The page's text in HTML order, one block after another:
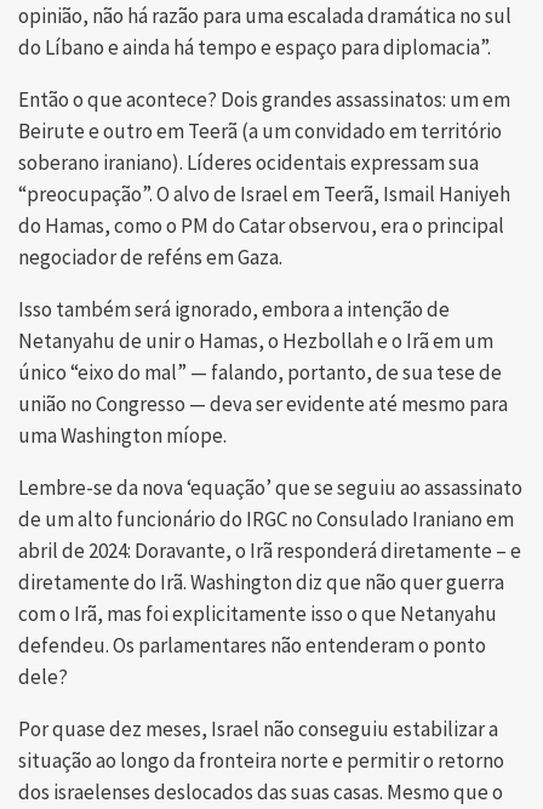
opinião, não há razão para uma escalada dramática no sul
do Líbano e ainda há tempo e espaço para diplomacia”.
Então o que acontece? Dois grandes assassinatos: um em
Beirute e outro em Teerã (a um convidado em território
soberano iraniano). Líderes ocidentais expressam sua
“preocupação”. O alvo de Israel em Teerã, Ismail Haniyeh
do Hamas, como o PM do Catar observou, era o principal
negociador de reféns em Gaza.
Isso também será ignorado, embora a intenção de
Netanyahu de unir o Hamas, o Hezbollah e o Irã em um
único “eixo do mal” — falando, portanto, de sua tese de
união no Congresso — deva ser evidente até mesmo para
uma Washington míope.
Lembre-se da nova ‘equação’ que se seguiu ao assassinato
de um alto funcionário do IRGC no Consulado Iraniano em
abril de 2024: Doravante, o Irã responderá diretamente – e
diretamente do Irã. Washington diz que não quer guerra
com o Irã, mas foi explicitamente isso o que Netanyahu
defendeu. Os parlamentares não entenderam o ponto
dele?
Por quase dez meses, Israel não conseguiu estabilizar a
situação ao longo da fronteira norte e permitir o retorno
dos israelenses deslocados das suas casas. Mesmo que o